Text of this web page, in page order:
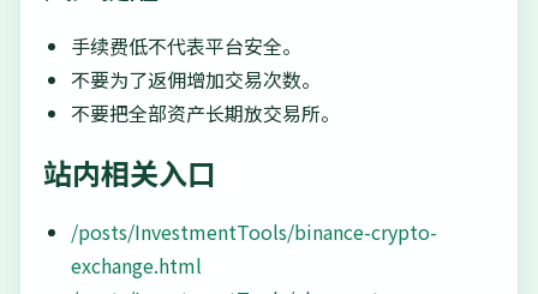
手续费低不代表平台安全。
不要为了返佣增加交易次数。
不要把全部资产长期放交易所。
站内相关入口
/posts/InvestmentTools/binance-crypto-
exchange.html